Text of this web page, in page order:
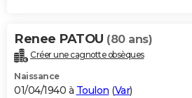
Renee PATOU (80 ans)
Créer une cagnotte obsèques
Naissance
01/04/1940 à Toulon (Var)